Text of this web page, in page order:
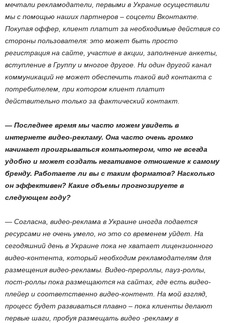
мечтали рекламодатели, первыми в Украние осуществили
мы с помощью наших партнеров – соцсети Вконтакте.
Покупая оффер, клиент платит за необходимые действия со
стороны пользователя: это может быть просто
регистрация на сайте, участие в акции, заполнение анкеты,
вступление в Группу и многое другое. Ни один другой канал
коммуникаций не может обеспечить такой вид контакта с
потребителем, при котором клиент платит
действительно только за фактический контакт.
— Последнее время мы часто можем увидеть в
интернете видео-рекламу. Она часто очень громко
начинает проигрываться компьютером, что не всегда
удобно и может создать негативное отношение к самому
бренду. Работаете ли вы с таким форматов? Насколько
он эффективен? Какие объемы прогнозируете в
следующем году?
— Согласна, видео-реклама в Украине иногда подается
ресурсами не очень умело, но это со временем уйдет. На
сегодяшний день в Украине пока не хватает лицензионного
видео-контента, который необходим рекламодателям для
размещения видео-рекламы. Видео-прероллы, пауз-роллы,
пост-роллы пока размещаются на сайтах, где есть видео-
плейер и соответственно видео-контент. На мой взгляд,
процесс будет развиваться плавно – пока клиенты делают
первые шаги, пробуя размещать видео -рекламу в